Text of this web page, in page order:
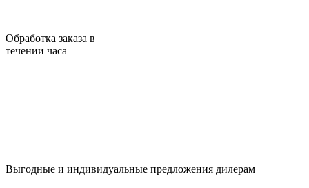
Обработка заказа в
течении часа
Выгодные и индивидуальные предложения дилерам